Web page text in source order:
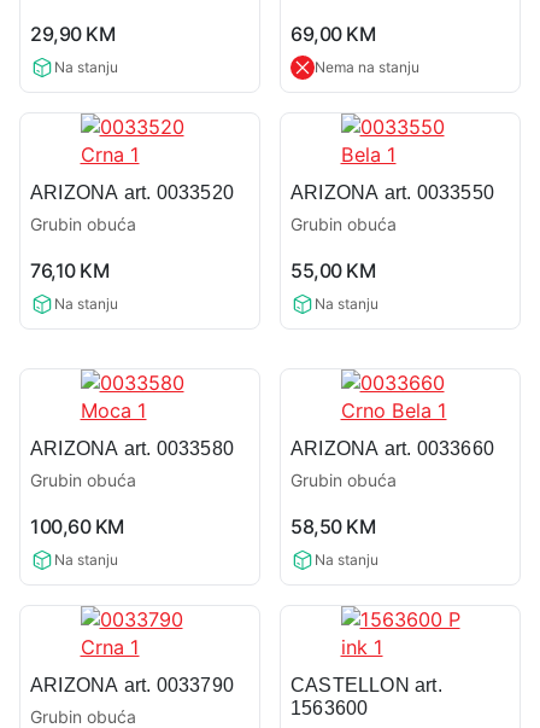
rating
29,90 KM
Na stanju
rating
69,00 KM
Nema na stanju
ARIZONA art. 0033520
Grubin obuća
rating
76,10 KM
Na stanju
ARIZONA art. 0033550
Grubin obuća
rating
55,00 KM
Na stanju
ARIZONA art. 0033580
Grubin obuća
rating
100,60 KM
Na stanju
ARIZONA art. 0033660
Grubin obuća
rating
58,50 KM
Na stanju
ARIZONA art. 0033790
Grubin obuća
CASTELLON art.
1563600